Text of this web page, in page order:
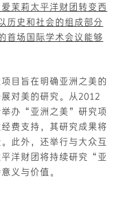
茉莉太平洋财团转变西
历史和社会的组成部分
首场国际学术会议能够
目旨在明确亚洲之美的
对美的研究。从2012
举办“亚洲之美”研究项
费支持，其研究成果将
此外，还举行与大众互
洋财团将持续研究“亚
义与价值。